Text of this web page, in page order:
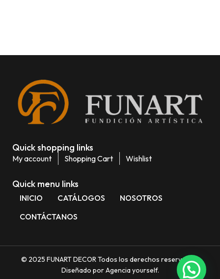
Quick shopping links
My account Shopping Cart Wishlist
Quick menu links
INICIO CATÁLOGOS
NOSOTROS
CONTÁCTANOS
© 2025 FUNART DECOR Todos los derechos reservados.
Diseñado por Agencia yourself.